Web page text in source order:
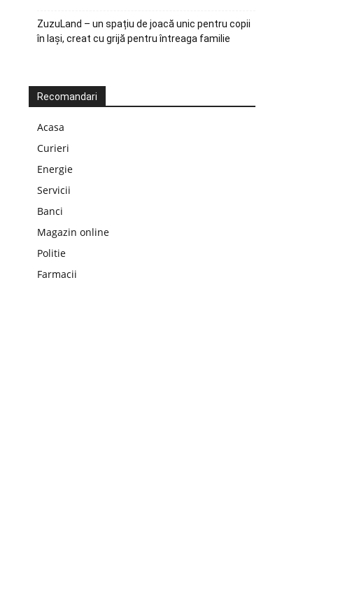
ZuzuLand – un spațiu de joacă unic pentru copii
în Iași, creat cu grijă pentru întreaga familie
Recomandari
Acasa
Curieri
Energie
Servicii
Banci
Magazin online
Politie
Farmacii